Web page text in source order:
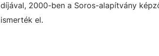
díjával, 2000-ben a Soros-alapítvány
ismerték el.